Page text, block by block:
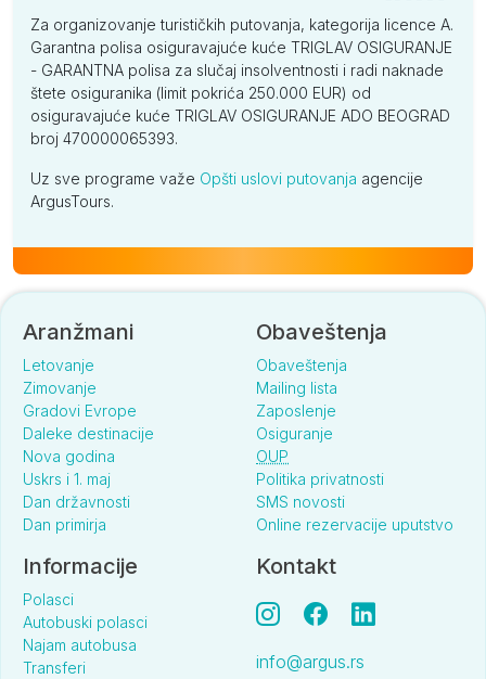
Za organizovanje turističkih putovanja, kategorija licence A.
Garantna polisa osiguravajuće kuće TRIGLAV OSIGURANJE
- GARANTNA polisa za slučaj insolventnosti i radi naknade
štete osiguranika (limit pokrića 250.000 EUR) od
osiguravajuće kuće TRIGLAV OSIGURANJE ADO BEOGRAD
broj 470000065393.
Uz sve programe važe Opšti uslovi putovanja agencije
ArgusTours.
Aranžmani
Letovanje
Zimovanje
Gradovi Evrope
Daleke destinacije
Nova godina
Uskrs i 1. maj
Dan državnosti
Dan primirja
Obaveštenja
Obaveštenja
Mailing lista
Zaposlenje
Osiguranje
OUP
Politika privatnosti
SMS novosti
Online rezervacije uputstvo
Informacije
Polasci
Autobuski polasci
Najam autobusa
Transferi
Kontakt
info@argus.rs